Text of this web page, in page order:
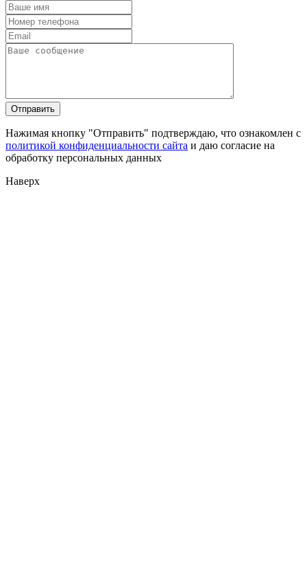
Нажимая кнопку "Отправить" подтверждаю, что ознакомлен с
политикой конфиденциальности сайта и даю согласие на
обработку персональных данных
Наверх